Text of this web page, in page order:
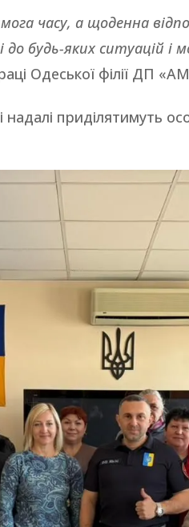
часу, а щоденна
будь-яких ситуацій і
Одеської філії ДП
надалі приділятимуть